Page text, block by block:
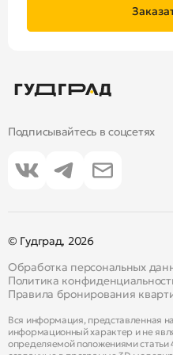
Подписывайтесь в соцсетях
© Гудград, 2026
Обработка персональных
Политика
Правила бронирования
Вся информация, представленная
информационный характер и не
определяемой положениями